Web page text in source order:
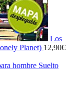
Los
Planet) 12,90€
hombre Suelto